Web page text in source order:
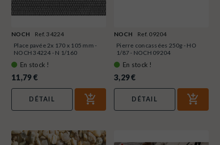
NOCH
Ref. 34224
Place pavée 2x 170 x 105 mm -
NOCH 34224 - N 1/160
En stock !
11,79 €
DÉTAIL
NOCH
Ref. 09204
Pierre concassées 250g - HO
1/87 - NOCH 09204
En stock !
3,29 €
DÉTAIL